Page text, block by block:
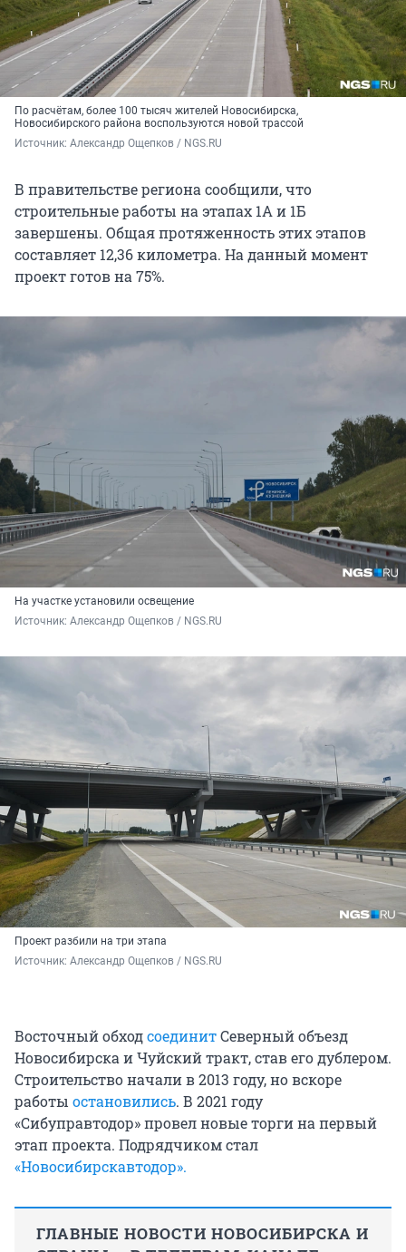
По расчётам, более 100 тысяч жителей Новосибирска,
Новосибирского района воспользуются новой трассой
Источник: Александр Ощепков / NGS.RU
В правительстве региона сообщили, что
строительные работы на этапах 1А и 1Б
завершены. Общая протяженность этих этапов
составляет 12,36 километра. На данный момент
проект готов на 75%.
На участке установили освещение
Источник: Александр Ощепков / NGS.RU
Проект разбили на три этапа
Источник: Александр Ощепков / NGS.RU
Восточный обходсоединитСеверный объезд
Новосибирска и Чуйский тракт, став его дублером.
Строительство начали в 2013 году, но вскоре
работы остановились. В 2021 году
«Сибуправтодор» провел новые торги на первый
этап проекта. Подрядчиком стал
«Новосибирскавтодор».
ГЛАВНЫЕ НОВОСТИ НОВОСИБИРСКА И